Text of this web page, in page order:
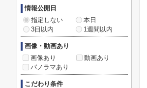
情報公開日
指定しない
本日
3日以内
1週間以内
画像・動画あり
画像あり
動画あり
パノラマあり
こだわり条件